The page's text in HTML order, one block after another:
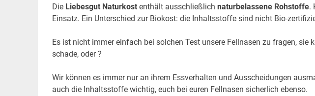
Die Liebesgut Naturkost enthält ausschließlich naturbelassene Rohstoffe.
Einsatz. Ein Unterschied zur Biokost: die Inhaltsstoffe sind nicht Bio-
Es ist nicht immer einfach bei solchen Test unsere Fellnasen zu fragen, sie
schade, oder ?
Wir können es immer nur an ihrem Essverhalten und Ausscheidungen
auch die Inhaltsstoffe wichtig, euch bei euren Fellnasen sicherlich ebenso.